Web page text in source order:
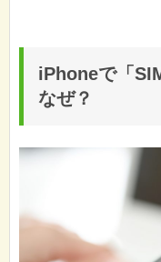
iPhoneで「
なぜ？